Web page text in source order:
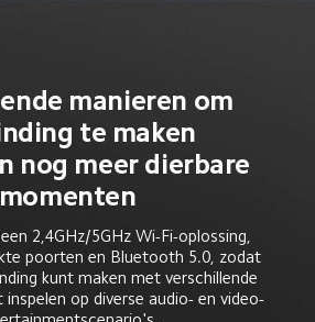
manieren om
te maken
nog meer dierbare
momenten
2,4GHz/5GHz Wi-Fi-oplossing,
poorten en Bluetooth 5.0, zodat
kunt maken met verschillende
op diverse audio- en video-